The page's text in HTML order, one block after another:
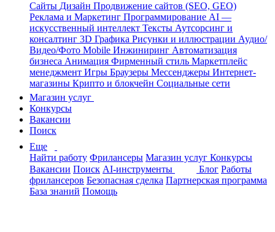
Сайты Дизайн Продвижение сайтов (SEO, GEO)
Реклама и Маркетинг Программирование AI —
искусственный интеллект Тексты Аутсорсинг и
консалтинг 3D Графика Рисунки и иллюстрации Аудио/
Видео/Фото Mobile Инжиниринг Автоматизация
бизнеса Анимация Фирменный стиль Маркетплейс
менеджмент Игры Браузеры Мессенджеры Интернет-
магазины Крипто и блокчейн Социальные сети
Магазин услуг
Конкурсы
Вакансии
Поиск
Еще
Найти работу Фрилансеры Магазин услуг Конкурсы
Вакансии Поиск AI-инструменты Блог Работы
фрилансеров Безопасная сделка Партнерская программа
База знаний Помощь